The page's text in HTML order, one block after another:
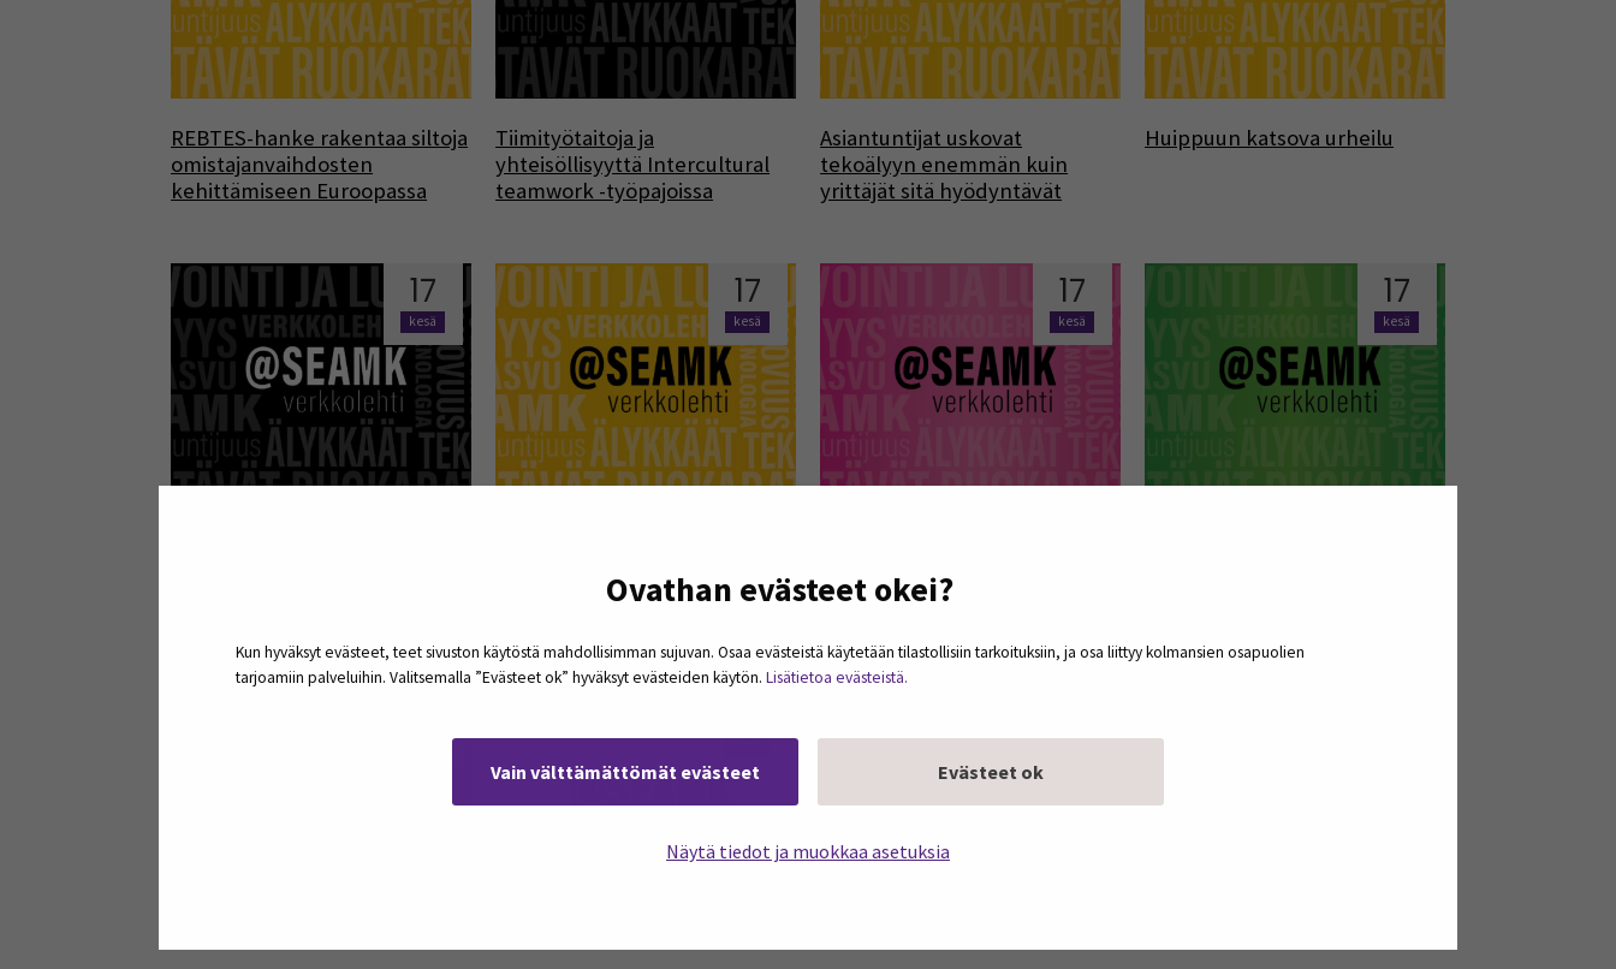
Ovathan evästeet okei?
Kun hyväksyt evästeet, teet sivuston käytöstä mahdollisimman sujuvan. Osaa evästeistä käytetään tilastollisiin tarkoituksiin, ja osa liittyy kolmansien osapuolien
tarjoamiin palveluihin. Valitsemalla ”Evästeet ok” hyväksyt evästeiden käytön. Lisätietoa evästeistä.
Vain välttämättömät evästeet Evästeet ok
Näytä tiedot ja muokkaa asetuksia
REBTES-hanke rakentaa siltoja
omistajanvaihdosten
kehittämiseen Euroopassa
Tiimityötaitoja ja
yhteisöllisyyttä Intercultural
teamwork -työpajoissa
Asiantuntijat uskovat
tekoälyyn enemmän kuin
yrittäjät sitä hyödyntävät
Huippuun katsova urheilu
17
kesä
17
kesä
matkailun suunta kirkastuu
17
kesä
testataan parityöskentelyä ja
17
kesä